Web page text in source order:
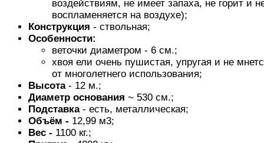
воздействиям, не имеет запаха, не горит и
воспламеняется на воздухе);
Конструкция - ствольная;
Особенности:
веточки диаметром - 6 см.;
хвоя ели очень пушистая, упругая и не
от многолетнего использования;
Высота- 12 м.;
Диаметр основания ~ 530 см.;
Подставка- есть, металлическая;
Объём - 12,99 м3;
Вес - 1100 кг.;